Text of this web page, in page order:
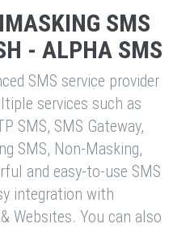
SMS
- ALPHA SMS
SMS service provider
services such as
SMS, SMS Gateway,
SMS, Non-Masking,
and easy-to-use SMS
integration with
Websites. You can also